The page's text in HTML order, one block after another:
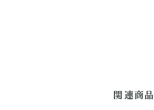
関連商品